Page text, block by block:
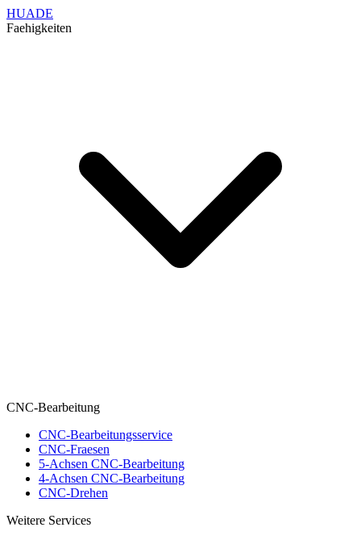
HUADE
Faehigkeiten
CNC-Bearbeitung
CNC-Bearbeitungsservice
CNC-Fraesen
5-Achsen CNC-Bearbeitung
4-Achsen CNC-Bearbeitung
CNC-Drehen
Weitere Services